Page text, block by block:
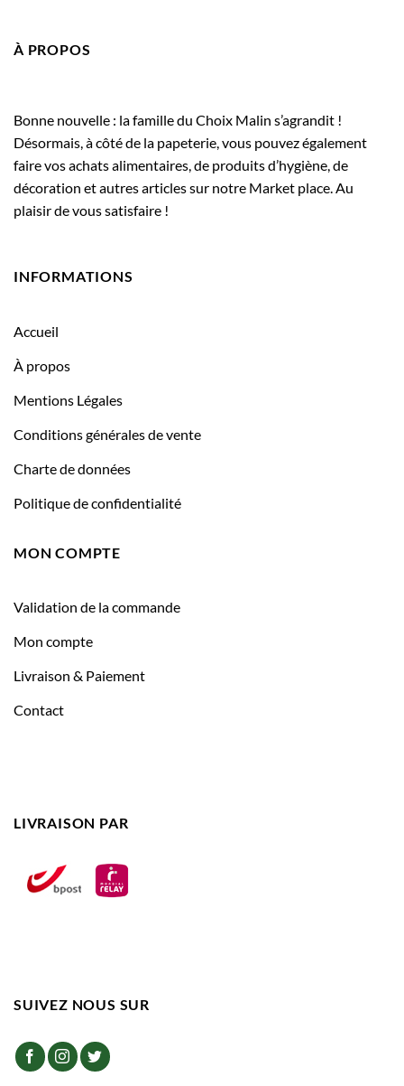
À PROPOS
Bonne nouvelle : la famille du Choix Malin s’agrandit !
Désormais, à côté de la papeterie, vous pouvez également
faire vos achats alimentaires, de produits d’hygiène, de
décoration et autres articles sur notre Market place. Au
plaisir de vous satisfaire !
INFORMATIONS
Accueil
À propos
Mentions Légales
Conditions générales de vente
Charte de données
Politique de confidentialité
MON COMPTE
Validation de la commande
Mon compte
Livraison & Paiement
Contact
LIVRAISON PAR
SUIVEZ NOUS SUR